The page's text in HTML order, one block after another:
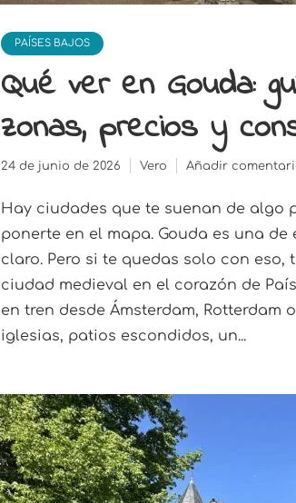
PAÍSES BAJOS
Qué ver en Gouda:
zonas, precios y
24 de junio de 2026 Vero Añadir
Hay ciudades que te suenan de algo
ponerte en el mapa. Gouda es una
claro. Pero si te quedas solo con eso,
ciudad medieval en el corazón de
en tren desde Ámsterdam, Rotterdam
iglesias, patios escondidos, un...